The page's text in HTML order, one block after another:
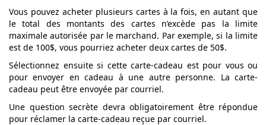
Vous pouvez acheter plusieurs cartes à la fois, en autant que
le total des montants des cartes n’excède pas la limite
maximale autorisée par le marchand. Par exemple, si la limite
est de 100$, vous pourriez acheter deux cartes de 50$.
Sélectionnez ensuite si cette carte-cadeau est pour vous ou
pour envoyer en cadeau à une autre personne. La carte-
cadeau peut être envoyée par courriel.
Une question secrète devra obligatoirement être répondue
pour réclamer la carte-cadeau reçue par courriel.